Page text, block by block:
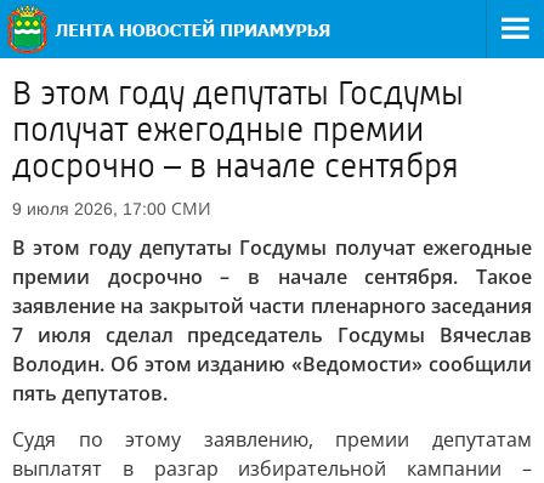
В этом году депутаты Госдумы
получат ежегодные премии
досрочно – в начале сентября
9 июля 2026, 17:00 СМИ
В этом году депутаты Госдумы получат ежегодные
премии досрочно – в начале сентября. Такое
заявление на закрытой части пленарного заседания
7 июля сделал председатель Госдумы Вячеслав
Володин. Об этом изданию «Ведомости» сообщили
пять депутатов.
Судя по этому заявлению, премии депутатам
выплатят в разгар избирательной кампании –